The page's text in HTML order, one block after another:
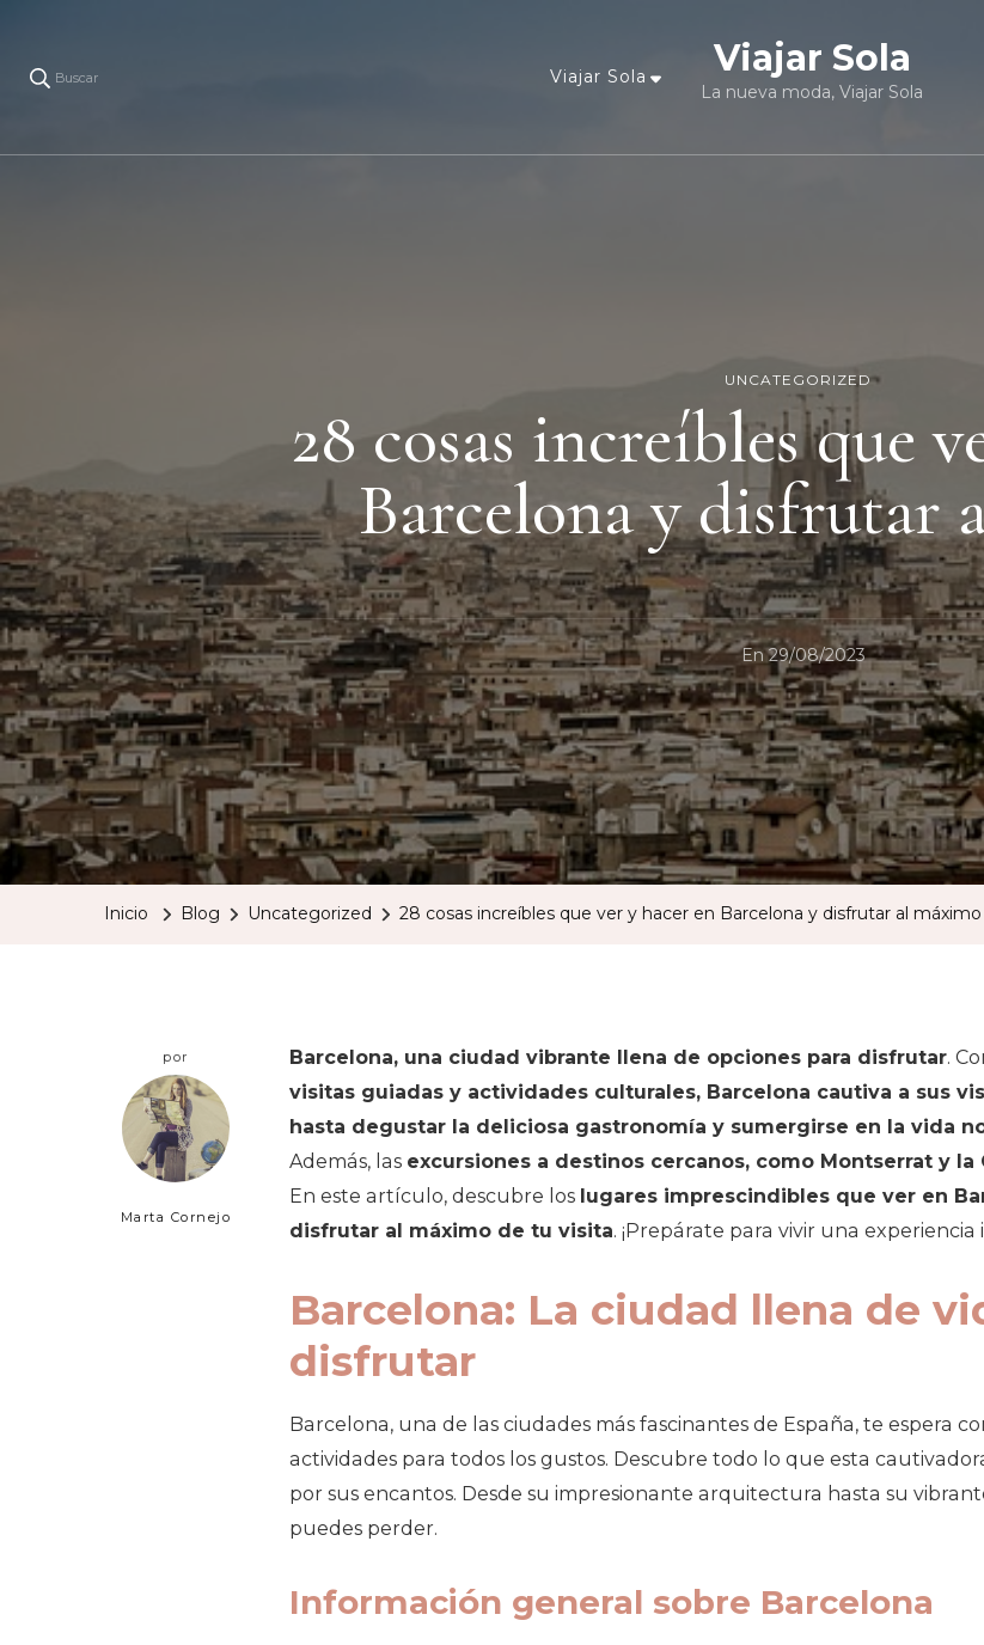
Buscar Viajar Sola Viajar Sola
La nueva moda, Viajar Sola
UNCATEGORIZED
28 cosas increíbles que
Barcelona y disfrutar
En29/08/2023
Inicio Blog Uncategorized 28 cosas increíbles que ver y hacer en Barcelona y disfrutar al máximo
por
Marta Cornejo
Barcelona, una ciudad vibrante llena de opciones para disfrutar.
visitas guiadas y actividades culturales, Barcelona cautiva a sus
hasta degustar la deliciosa gastronomía y sumergirse en la vida
Además, las excursiones a destinos cercanos, como Montserrat y la
En este artículo, descubre los lugares imprescindibles que ver en
disfrutar al máximo de tu visita. ¡Prepárate para vivir una
Barcelona: La ciudad llena de
disfrutar
Barcelona, una de las ciudades más fascinantes de España, te espera
actividades para todos los gustos. Descubre todo lo que esta
por sus encantos. Desde su impresionante arquitectura hasta su
puedes perder.
Información general sobre Barcelona